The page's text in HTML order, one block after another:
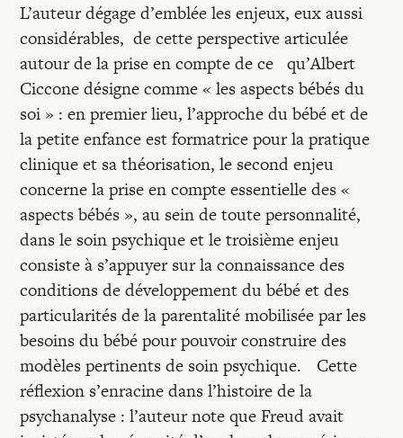
L’auteur dégage d’emblée les enjeux, eux aussi
considérables, de cette perspective articulée
autour de la prise en compte de ce qu’Albert
Ciccone désigne comme « les aspects bébés du
soi » : en premier lieu, l’approche du bébé et de
la petite enfance est formatrice pour la pratique
clinique et sa théorisation, le second enjeu
concerne la prise en compte essentielle des «
aspects bébés », au sein de toute personnalité,
dans le soin psychique et le troisième enjeu
consiste à s’appuyer sur la connaissance des
conditions de développement du bébé et des
particularités de la parentalité mobilisée par les
besoins du bébé pour pouvoir construire des
modèles pertinents de soin psychique. Cette
réflexion s’enracine dans l’histoire de la
psychanalyse : l’auteur note que Freud avait